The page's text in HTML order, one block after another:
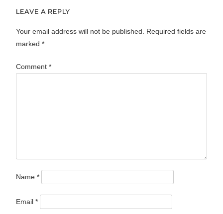
LEAVE A REPLY
Your email address will not be published. Required fields are
marked*
Comment*
Name*
Email*